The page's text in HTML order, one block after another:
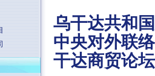
乌干达共和
中央对外联
干达商贸论坛